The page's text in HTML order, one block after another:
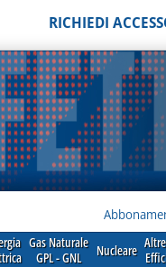
RICHIEDI
Gas Naturale
GPL - GNL
Nucleare